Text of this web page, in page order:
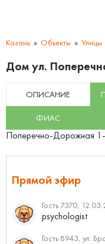
Казань Объекты Улицы
Дом ул.
ОПИСАНИЕ
ФИАС
Поперечно-Дорожная
Прямой эфир
psychologist
Гость 8943, ул.